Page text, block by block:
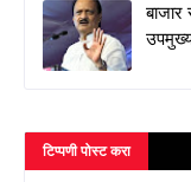
बाजार
टिप्पणी पोस्ट करा